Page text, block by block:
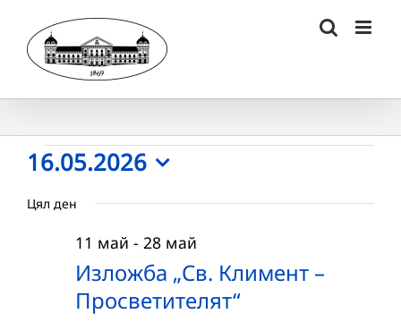
content
Събития
for
16.05.2026
16.05.2026
date.
Цял ден
Изложба „Св. Климент –
Просветителят“
11 май - 28 май